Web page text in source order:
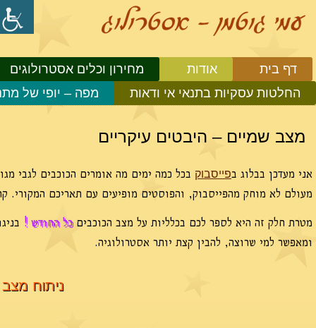
דף בית אודות
מחירון וכלים אסטרולוגים
החלטות עסקיות בתנאי אי ודאות
מפה – יופי של
מצב שמיים – היבטים עיקריים
אני מעדכן בבלוג בפייסבוק בכל כמה ימים מה אומרים הכוכבים לגבי
מעולם לא מוחק מהפייסבוק, והפוסטים מופיעים עם תאריכם המקורי.
מטרת חלק זה היא לספר לכם בכלליות על מצב הכוכביםכל החודש !
ומאפשר למי שרוצה, להבין קצת יותר אסטרולוגיה.
ניתוח מצב